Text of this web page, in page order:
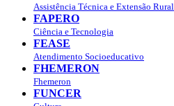
Assistência Técnica e Extensão Rural
FAPERO
Ciência e Tecnologia
FEASE
Atendimento Socioeducativo
FHEMERON
Fhemeron
FUNCER